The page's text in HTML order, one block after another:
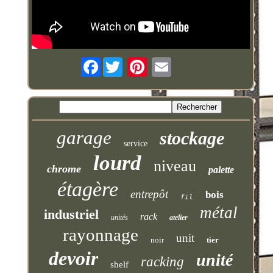
Facebook
garage service stockage
chrome lourd niveau palette
étagère entrepôt fil bois
industriel unités rack atelier métal
rayonnage noir unit tier
devoir shelf racking unité